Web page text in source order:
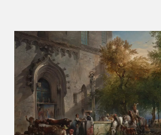
Results